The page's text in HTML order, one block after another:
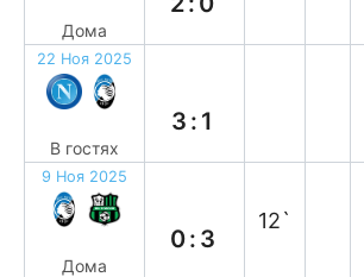
Дома
22 Ноя 2025
В гостях
3:1
9 Ноя 2025
Дома
0:3
12`